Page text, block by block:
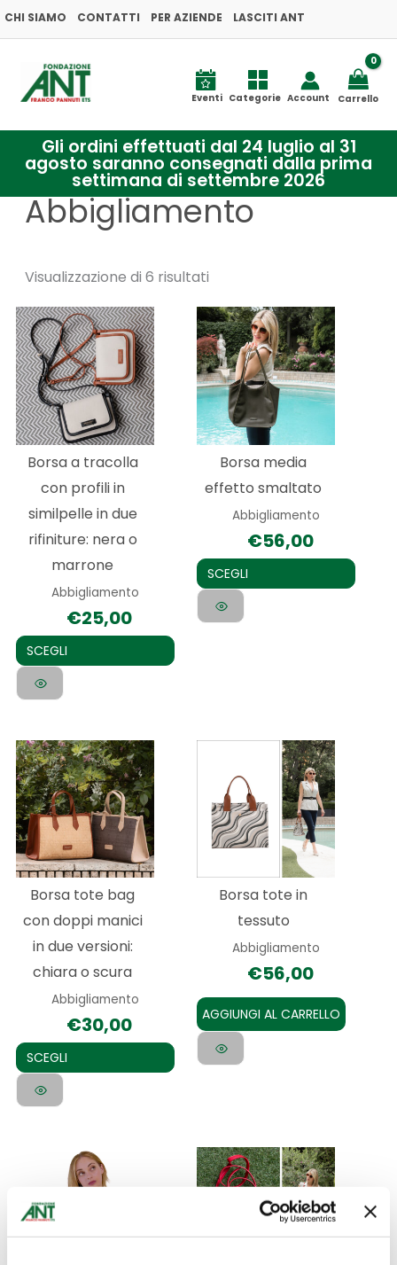
Vai
al
contenuto
CHI SIAMO CONTATTI PER AZIENDE LASCITI ANT
Eventi Categorie Account Carrello
Gli ordini effettuati dal 24 luglio al 31
agosto saranno consegnati dalla prima
settimana di settembre 2026
Abbigliamento
Visualizzazione di 6 risultati
in
base
recente
Borsa a tracolla
con profili in
similpelle in due
rifiniture: nera o
marrone
Abbigliamento
€25,00
SCEGLI
Questo
prodotto
ha
più
varianti.
Le
opzioni
possono
essere
scelte
nella
pagina
del
Borsa media
effetto smaltato
Abbigliamento
€56,00
SCEGLI
Questo
prodotto
ha
più
varianti.
Le
opzioni
possono
essere
scelte
Borsa tote bag
con doppi manici
in due versioni:
chiara o scura
Abbigliamento
€30,00
SCEGLI
Questo
prodotto
ha
più
varianti.
Le
opzioni
possono
essere
scelte
nella
pagina
Borsa tote in
tessuto
Abbigliamento
€56,00
AGGIUNGI AL CARRELLO
Questo
prodotto
più
Questo
prodotto
ha
più